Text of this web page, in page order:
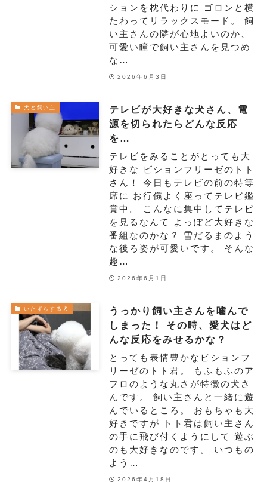
ションを枕代わりに ゴロンと横
たわってリラックスモード。 飼
い主さんの隣が心地よいのか、
可愛い瞳で飼い主さんを見つめ
な…
2026年6月3日
犬と飼い主
テレビが大好きな犬さん、電
源を切られたらどんな反応
を…
テレビをみることがとっても大
好きな ビションフリーゼのトト
さん！ 今日もテレビの前の特等
席に お行儀よく座ってテレビ鑑
賞中。 こんなに集中してテレビ
を見るなんて よっぽど大好きな
番組なのかな？ 雪だるまのよう
な後ろ姿が可愛いです。 そんな
趣…
2026年6月1日
いたずらする犬
うっかり飼い主さんを噛んで
しまった！ その時、愛犬はど
んな反応をみせるかな？
とっても表情豊かなビションフ
リーゼのトト君。 もふもふのア
フロのような丸さが特徴の犬さ
んです。 飼い主さんと一緒に遊
んでいるところ。 おもちゃも大
好きですが トト君は飼い主さん
の手に飛び付くようにして 遊ぶ
のも大好きなのです。 いつもの
よう…
2026年4月18日